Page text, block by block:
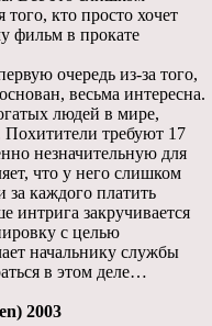
кто просто хочет
фильм в прокате
очередь из-за того,
весьма интересна.
людей в мире,
требуют 17
незначительную для
что у него слишком
за каждого платить
интрига закручивается
с целью
начальнику службы
в этом деле…
2003